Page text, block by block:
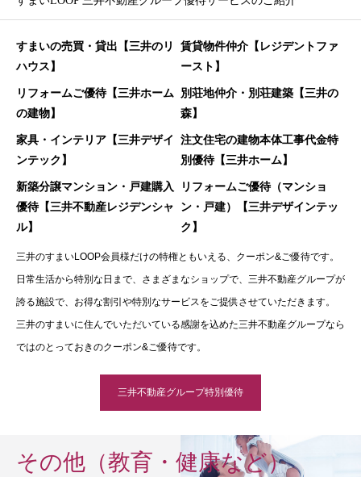
すまいの売買・貸出【三井のリ
ハウス】
賃貸物件仲介【レジデントファ
ースト】
リフォームご優待【三井ホーム
の建物】
別荘地仲介・別荘建築【三井の
森】
家具・インテリア【三井デザイ
ンテック】
注文住宅の建物本体工事代金特
別優待【三井ホーム】
新築分譲マンション・戸建購入
優待【三井不動産レジデンシャ
ル】
リフォームご優待（マンショ
ン・戸建）【三井デザインテッ
ク】
三井のすまいLOOP会員様だけの特権ともいえる、クーポン&ご優待です。
日常生活から特別な日まで、さまざまなショップで、三井不動産グループが
誇る施設で、お得な割引や特別なサービスをご提供させていただきます。
三井のすまいに住んでいただいている感謝を込めた三井不動産グループなら
ではのとっておきのクーポン&ご優待です。
三井不動産グループ特別優待
その他（教育・健康など）